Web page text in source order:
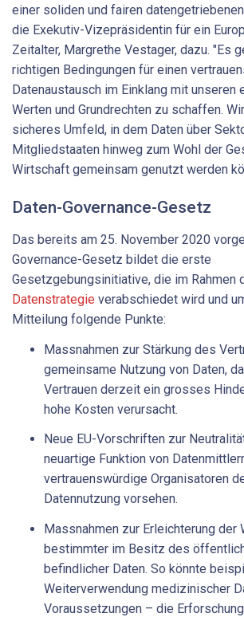
einer soliden und fairen
die Exekutiv-Vizepräsidentin für ein
Zeitalter, Margrethe Vestager, dazu. "Es
richtigen Bedingungen für einen
Datenaustausch im Einklang mit unseren
Werten und Grundrechten zu schaffen.
sicheres Umfeld, in dem Daten über
Mitgliedstaaten hinweg zum Wohl der
Wirtschaft gemeinsam genutzt werden
Daten-Governance-Gesetz
Das bereits am 25. November 2020
Governance-Gesetz bildet die erste
Gesetzgebungsinitiative, die im Rahmen
Datenstrategie verabschiedet wird und
Mitteilung folgende Punkte:
Massnahmen zur Stärkung des
gemeinsame Nutzung von Daten,
Vertrauen derzeit ein grosses
hohe Kosten verursacht.
Neue EU-Vorschriften zur
neuartige Funktion von
vertrauenswürdige Organisatoren
Datennutzung vorsehen.
Massnahmen zur Erleichterung der
bestimmter im Besitz des
befindlicher Daten. So könnte
Weiterverwendung medizinischer
Voraussetzungen – die